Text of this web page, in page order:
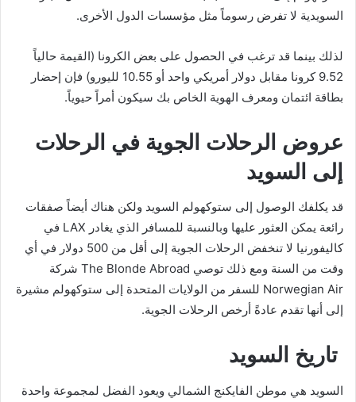
السويدية لا تفرض رسوماً مثل مؤسسات الدول الأخرى.
لذلك بينما قد ترغب في الحصول على بعض الكرونا (القيمة حالياً
9.52 كرونا مقابل دولار أمريكي واحد أو 10.55 لليورو) فإن إحضار
بطاقة ائتمان ومعرف الهوية الخاص بك سيكون أمراً حيوياً.
عروض الرحلات الجوية في الرحلات
إلى السويد
قد يكلفك الوصول إلى ستوكهولم السويد ولكن هناك أيضاً صفقات
رائعة يمكن العثور عليها وبالنسبة للمسافر الذي يغادر LAX في
كاليفورنيا لا تنخفض الرحلات الجوية إلى أقل من 500 دولار في أي
وقت من السنة ومع ذلك توصي The Blonde Abroad شركة
Norwegian Air للسفر من الولايات المتحدة إلى ستوكهولم مشيرة
إلى أنها تقدم عادةً أرخص الرحلات الجوية.
تاريخ السويد
السويد هي موطن الفايكنج الشمالي ويعود الفضل لمجموعة واحدة